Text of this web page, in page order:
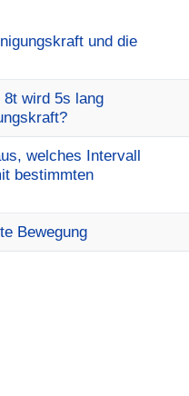
und die
8t wird 5s lang
welches Intervall
bestimmten
Bewegung